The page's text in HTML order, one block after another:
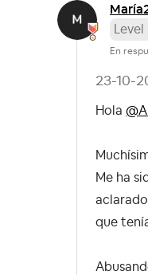
Level
En
‎23-10-
Hola
Me ha
que